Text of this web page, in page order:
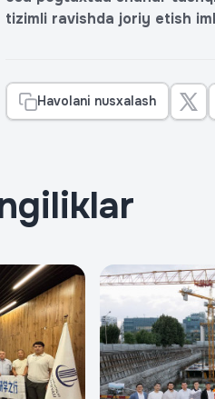
tizimli ravishda joriy etish
Havolani nusxalash